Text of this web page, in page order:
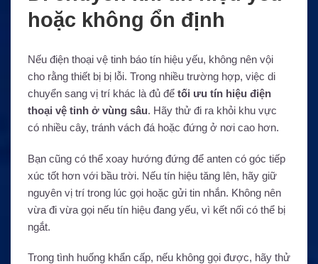
hoặc không ổn định
Nếu điện thoại vệ tinh báo tín hiệu yếu, không nên vội
cho rằng thiết bị bị lỗi. Trong nhiều trường hợp, việc di
chuyển sang vị trí khác là đủ để tối ưu tín hiệu điện
thoại vệ tinh ở vùng sâu. Hãy thử đi ra khỏi khu vực
có nhiều cây, tránh vách đá hoặc đứng ở nơi cao hơn.
Bạn cũng có thể xoay hướng đứng để anten có góc tiếp
xúc tốt hơn với bầu trời. Nếu tín hiệu tăng lên, hãy giữ
nguyên vị trí trong lúc gọi hoặc gửi tin nhắn. Không nên
vừa đi vừa gọi nếu tín hiệu đang yếu, vì kết nối có thể bị
ngắt.
Trong tình huống khẩn cấp, nếu không gọi được, hãy thử